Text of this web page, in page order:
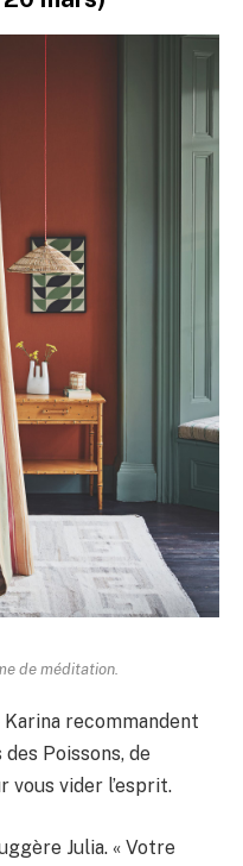
de méditation.
recommandent
Poissons, de
vider l’esprit.
Julia. « Votre